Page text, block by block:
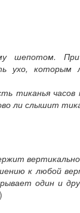
шепотом.
ухо, которым
тиканья
ли слышит
к любой
один и
)